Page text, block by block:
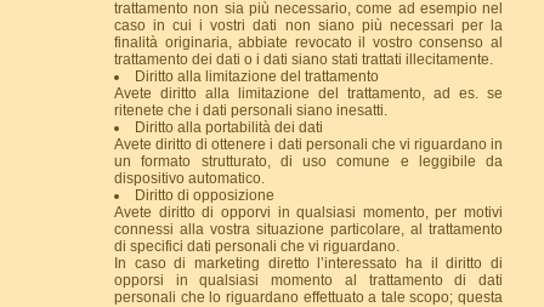
trattamento non sia più necessario, come ad esempio nel
caso in cui i vostri dati non siano più necessari per la
finalità originaria, abbiate revocato il vostro consenso al
trattamento dei dati o i dati siano stati trattati illecitamente.
Diritto alla limitazione del trattamento
Avete diritto alla limitazione del trattamento, ad es. se
ritenete che i dati personali siano inesatti.
Diritto alla portabilità dei dati
Avete diritto di ottenere i dati personali che vi riguardano in
un formato strutturato, di uso comune e leggibile da
dispositivo automatico.
Diritto di opposizione
Avete diritto di opporvi in qualsiasi momento, per motivi
connessi alla vostra situazione particolare, al trattamento
di specifici dati personali che vi riguardano.
In caso di marketing diretto l’interessato ha il diritto di
opporsi in qualsiasi momento al trattamento di dati
personali che lo riguardano effettuato a tale scopo; questa